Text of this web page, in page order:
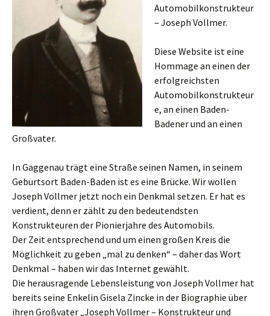
Automobilkonstrukteur
– Joseph Vollmer.
Diese Website ist eine
Hommage an einen der
erfolgreichsten
Automobilkonstrukteur
e, an einen Baden-
Badener und an einen
Großvater.
In Gaggenau trägt eine Straße seinen Namen, in seinem
Geburtsort Baden-Baden ist es eine Brücke. Wir wollen
Joseph Vollmer jetzt noch ein Denkmal setzen. Er hat es
verdient, denn er zählt zu den bedeutendsten
Konstrukteuren der Pionierjahre des Automobils.
Der Zeit entsprechend und um einen großen Kreis die
Möglichkeit zu geben „mal zu denken“ – daher das Wort
Denkmal – haben wir das Internet gewählt.
Die herausragende Lebensleistung von Joseph Vollmer hat
bereits seine Enkelin Gisela Zincke in der Biographie über
ihren Großvater „Joseph Vollmer – Konstrukteur und